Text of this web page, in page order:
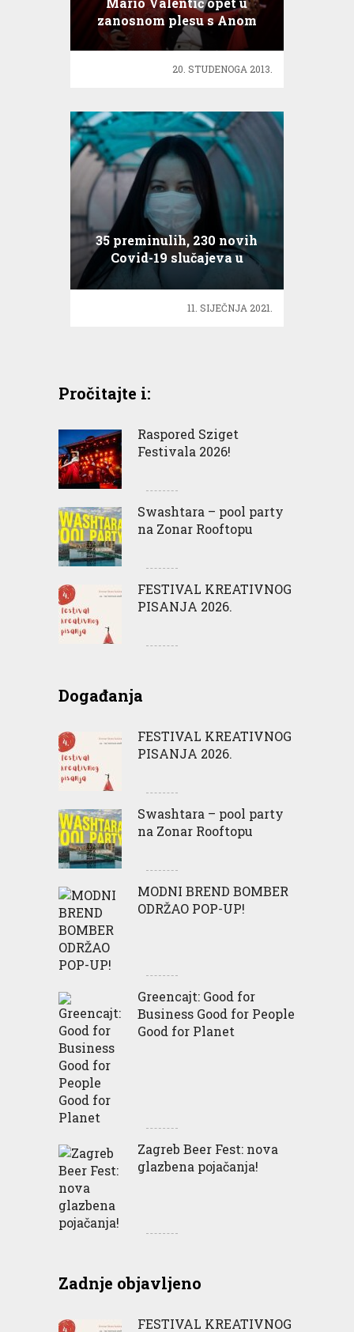
zanosnom plesu s Anom
Herceg!
20. STUDENOGA 2013.
35 preminulih, 230 novih
Covid-19 slučajeva u
Hrvatskoj
11. SIJEČNJA 2021.
Pročitajte i:
Raspored Sziget
Festivala 2026!
Swashtara – pool party
na Zonar Rooftopu
FESTIVAL KREATIVNOG
PISANJA 2026.
Događanja
FESTIVAL KREATIVNOG
PISANJA 2026.
Swashtara – pool party
na Zonar Rooftopu
MODNI BREND BOMBER
ODRŽAO POP-UP!
Greencajt: Good for
Business Good for People
Good for Planet
Zagreb Beer Fest: nova
glazbena pojačanja!
Zadnje objavljeno
FESTIVAL KREATIVNOG